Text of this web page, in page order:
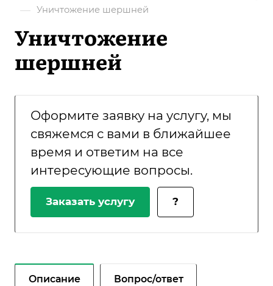
— Уничтожение шершней
Уничтожение
шершней
Оформите заявку на услугу, мы
свяжемся с вами в ближайшее
время и ответим на все
интересующие вопросы.
Заказать услугу ?
Описание Вопрос/ответ